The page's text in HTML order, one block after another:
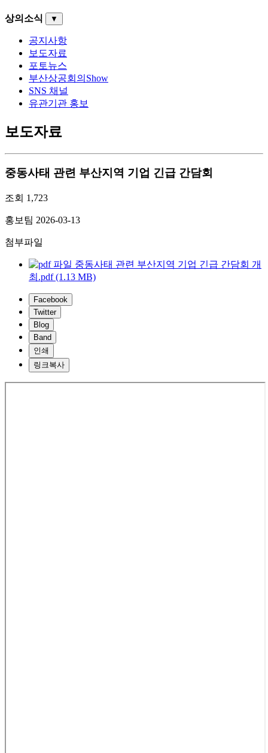
상의소식 ▼
공지사항
보도자료
포토뉴스
부산상공회의Show
SNS 채널
유관기관 홍보
보도자료
중동사태 관련 부산지역 기업 긴급 간담회
조회 1,723
홍보팀 2026-03-13
첨부파일
중동사태 관련 부산지역 기업 긴급 간담회 개
최.pdf (1.13 MB)
Facebook
Twitter
Blog
Band
인쇄
링크복사